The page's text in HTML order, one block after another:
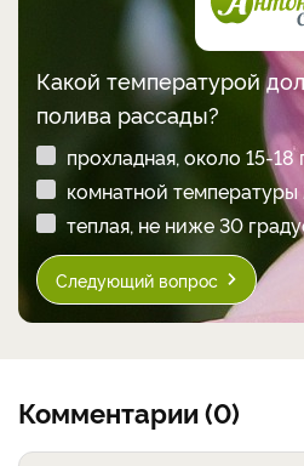
Какой температурой
полива рассады?
прохладная, около 15-18
комнатной температуры
теплая, не ниже 30
Следующий вопрос
Комментарии (0)